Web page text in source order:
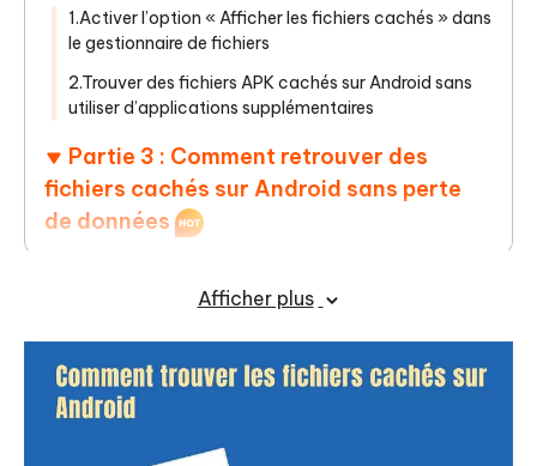
1.Activer l’option « Afficher les fichiers cachés » dans
le gestionnaire de fichiers
2.Trouver des fichiers APK cachés sur Android sans
utiliser d’applications supplémentaires
Partie 3 : Comment retrouver des
fichiers cachés sur Android sans perte
de données
Afficher plus